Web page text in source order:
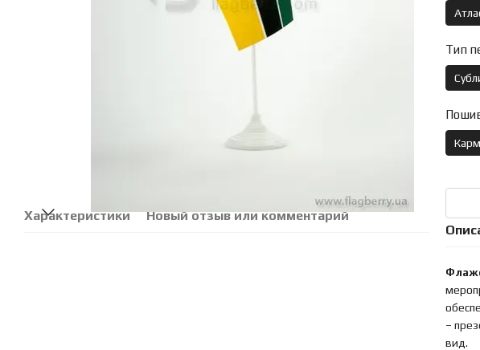
Характеристики Новый отзыв или комментарий
Тип
–
вид.